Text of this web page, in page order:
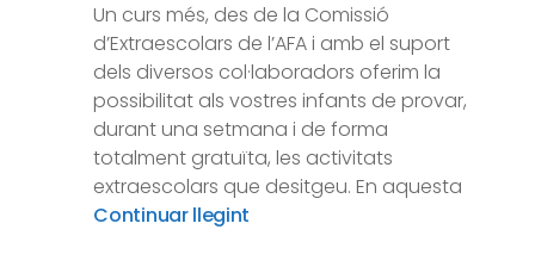
Un curs més, des de la Comissió
d’Extraescolars de l’AFA i amb el suport
dels diversos col·laboradors oferim la
possibilitat als vostres infants de provar,
durant una setmana i de forma
totalment gratuïta, les activitats
extraescolars que desitgeu. En aquesta
Continuar llegint